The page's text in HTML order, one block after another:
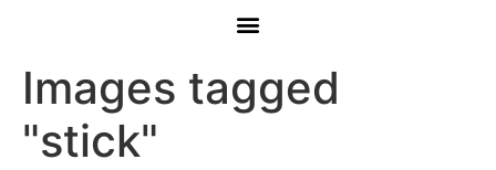
Images tagged
"stick"